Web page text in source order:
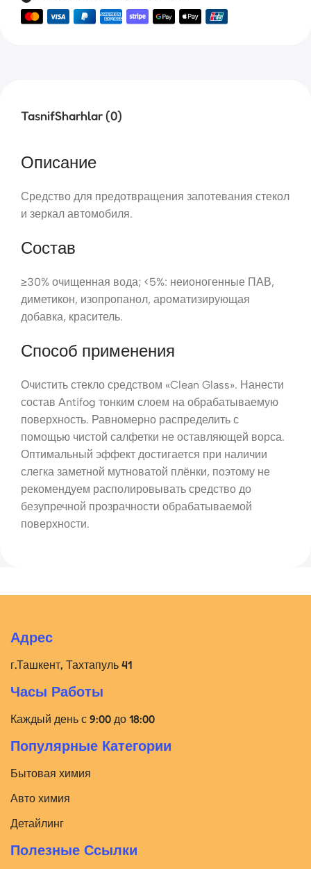
TasnifSharhlar (0)
Описание
Средство для предотвращения запотевания стекол
и зеркал автомобиля.
Состав
≥30% очищенная вода; <5%: неионогенные ПАВ,
диметикон, изопропанол, ароматизирующая
добавка, краситель.
Способ применения
Очистить стекло средством «Clean Glass». Нанести
состав Antifog тонким слоем на обрабатываемую
поверхность. Равномерно распределить с
помощью чистой салфетки не оставляющей ворса.
Оптимальный эффект достигается при наличии
слегка заметной мутноватой плёнки, поэтому не
рекомендуем располировывать средство до
безупречной прозрачности обрабатываемой
поверхности.
Адрес
г.Ташкент, Тахтапуль 41
Часы Работы
Каждый день с 9:00 до 18:00
Популярные Категории
Бытовая химия
Авто химия
Детайлинг
Полезные Ссылки